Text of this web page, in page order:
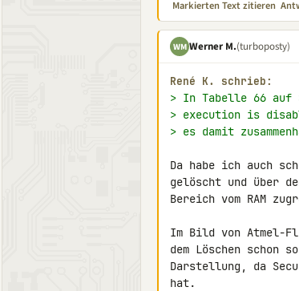
Markierten Text zitieren
WM Werner M.(turboposty)
René K. schrieb:
> In Tabelle 66
> execution is
> es damit
Da habe ich auch
gelöscht und über
Bereich vom RAM
Im Bild von Atmel-
dem Löschen
Darstellung, da
hat.